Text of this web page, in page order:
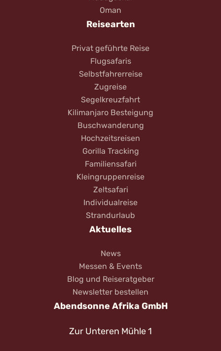
Oman
Reisearten
Privat geführte Reise
Flugsafaris
Selbstfahrerreise
Zugreise
Segelkreuzfahrt
Kilimanjaro Besteigung
Buschwanderung
Hochzeitsreisen
Gorilla Tracking
Familiensafari
Kleingruppenreise
Zeltsafari
Individualreise
Strandurlaub
Aktuelles
News
Messen & Events
Blog und Reiseratgeber
Newsletter bestellen
Abendsonne Afrika GmbH
Zur Unteren Mühle 1